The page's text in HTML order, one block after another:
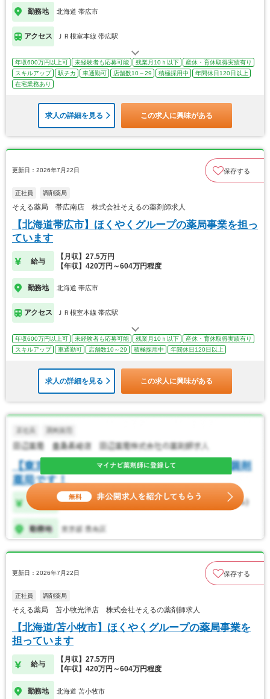
勤務地 北海道 帯広市
アクセス ＪＲ根室本線 帯広駅
年収600万円以上可 未経験者も応募可能 残業月10ｈ以下
産休・育休取得実績有り
スキルアップ
駅チカ 車通勤可 店舗数10～29 積極採用中
年間休日120日以上
在宅業務あり
求人の詳細を見る この求人に興味がある
更新日：2026年7月22日 保存する
正社員 調剤薬局
そえる薬局 帯広南店 株式会社そえるの薬剤師求人
【北海道帯広市】ほくやくグループの薬局事業を担っ
ています
給与
【月収】27.5万円
【年収】420万円～604万円程度
勤務地 北海道 帯広市
アクセス ＪＲ根室本線 帯広駅
年収600万円以上可 未経験者も応募可能 残業月10ｈ以下
産休・育休取得実績有り
スキルアップ
車通勤可 店舗数10～29 積極採用中 年間休日120日以上
求人の詳細を見る この求人に興味がある
更新日：2026年7月22日 保存する
正社員 調剤薬局
そえる薬局 苫小牧光洋店 株式会社そえるの薬剤師求人
【北海道/苫小牧市】ほくやくグループの薬局事業を
担っています
給与
【月収】27.5万円
【年収】420万円～604万円程度
勤務地 北海道 苫小牧市